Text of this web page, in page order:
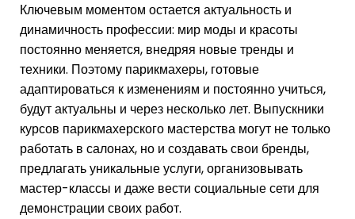
Ключевым моментом остается актуальность и
динамичность профессии: мир моды и красоты
постоянно меняется, внедряя новые тренды и
техники. Поэтому парикмахеры, готовые
адаптироваться к изменениям и постоянно учиться,
будут актуальны и через несколько лет. Выпускники
курсов парикмахерского мастерства могут не только
работать в салонах, но и создавать свои бренды,
предлагать уникальные услуги, организовывать
мастер-классы и даже вести социальные сети для
демонстрации своих работ.